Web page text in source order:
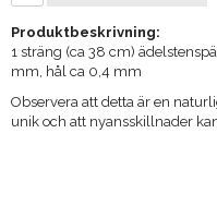
Produktbeskrivning:
1 sträng (ca 38 cm)
mm, hål ca 0,4 mm
​Observera att detta är en
unik och att nyansskillnader